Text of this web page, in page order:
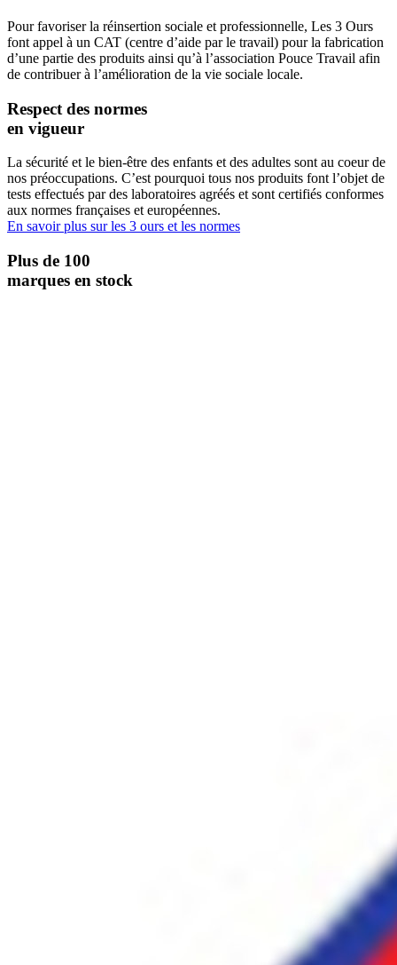
Pour favoriser la réinsertion sociale et professionnelle, Les 3 Ours
font appel à un CAT (centre d’aide par le travail) pour la fabrication
d’une partie des produits ainsi qu’à l’association Pouce Travail afin
de contribuer à l’amélioration de la vie sociale locale.
Respect des normes
en vigueur
La sécurité et le bien-être des enfants et des adultes sont au coeur de
nos préoccupations. C’est pourquoi tous nos produits font l’objet de
tests effectués par des laboratoires agréés et sont certifiés conformes
aux normes françaises et européennes.
En savoir plus sur les 3 ours et les normes
Plus de 100
marques en stock